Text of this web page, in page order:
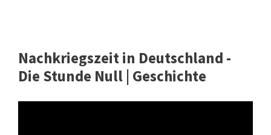
Nachkriegszeit in Deutschland -
Die Stunde Null | Geschichte